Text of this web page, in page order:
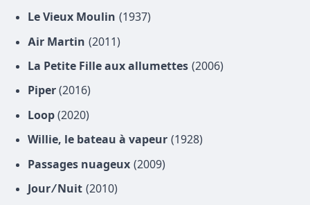
Le Vieux Moulin (1937)
Air Martin (2011)
La Petite Fille aux allumettes (2006)
Piper (2016)
Loop (2020)
Willie, le bateau à vapeur (1928)
Passages nuageux (2009)
Jour ⁄ Nuit (2010)